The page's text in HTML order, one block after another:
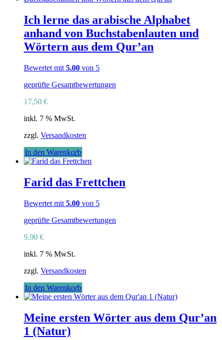
Ich lerne das arabische Alphabet
anhand von Buchstabenlauten und
Wörtern aus dem Qur’an
Bewertet mit 5.00 von 5
geprüfte Gesamtbewertungen
17,50 €
inkl. 7 % MwSt.
zzgl. Versandkosten
In den Warenkorb
Farid das Frettchen
Bewertet mit 5.00 von 5
geprüfte Gesamtbewertungen
9,90 €
inkl. 7 % MwSt.
zzgl. Versandkosten
In den Warenkorb
Meine ersten Wörter aus dem Qur’an
1 (Natur)